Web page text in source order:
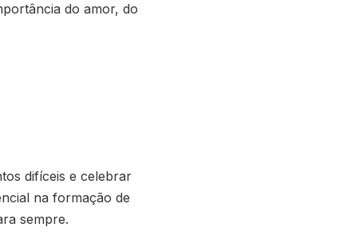
do amor, do
difíceis e celebrar
na formação de
sempre.